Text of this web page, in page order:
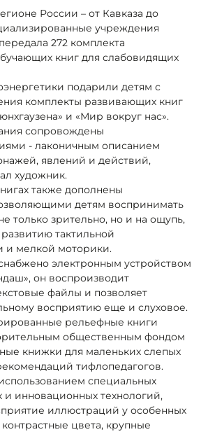
России – от Кавказа до
учреждения
272 комплекта
книг для слабовидящих
подарили детям с
комплекты развивающих книг
и «Мир вокруг нас».
сопровождены
- лаконичным описанием
явлений и действий,
художник.
также дополнены
детям воспринимать
только зрительно, но и на ощупь,
тактильной
и мелкой моторики.
электронным устройством
он воспроизводит
файлы и позволяет
восприятию еще и слуховое.
рельефные книги
общественным фондом
книжки для маленьких слепых
тифлопедагогов.
специальных
и инновационных технологий,
иллюстраций у особенных
цвета, крупные